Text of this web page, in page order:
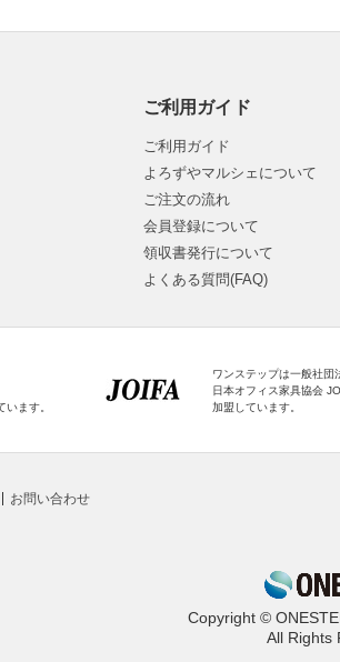
ご利用ガイド
ご利用ガイド
よろずやマルシェについて
ご注文の流れ
会員登録について
領収書発行について
よくある質問(FAQ)
います。
ワンステップは一般社団
日本オフィス家具協会
加盟しています。
お問い合わせ
Copyright ©
All Rights